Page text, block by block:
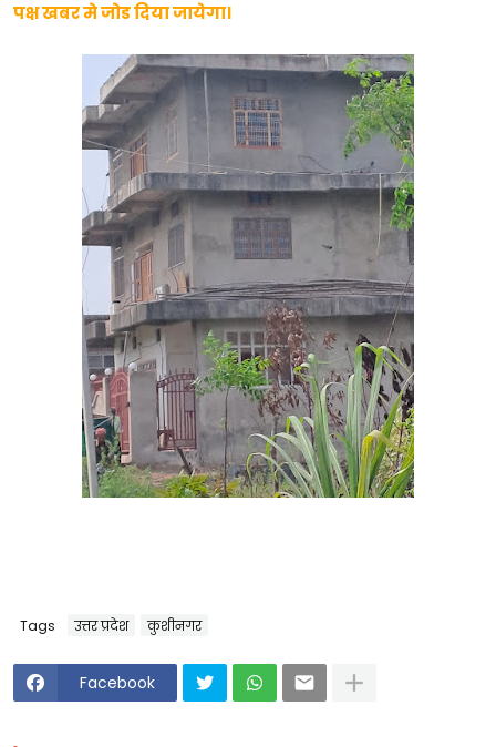
पक्ष खबर मे जोड दिया जायेगा।
Tags उत्तर प्रदेश कुशीनगर
Facebook